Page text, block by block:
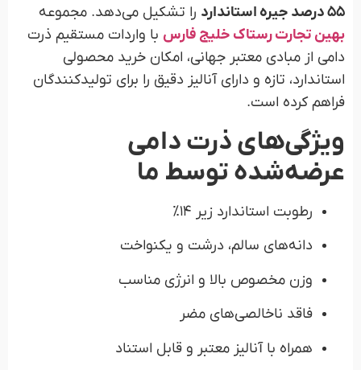
۵۵ درصد جیره استاندارد
را تشکیل می‌دهد. مجموعه
بهین تجارت رستاک خلیج فارس با واردات مستقیم ذرت
دامی از مبادی معتبر جهانی، امکان خرید محصولی
استاندارد، تازه و دارای آنالیز دقیق را برای تولیدکنندگان
فراهم کرده است.
ویژگی‌های ذرت دامی
عرضه‌شده توسط ما
رطوبت استاندارد زیر ۱۴٪
دانه‌های سالم، درشت و یکنواخت
وزن مخصوص بالا و انرژی مناسب
فاقد ناخالصی‌های مضر
همراه با آنالیز معتبر و قابل استناد